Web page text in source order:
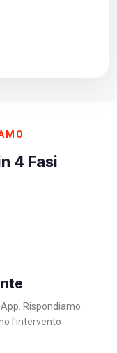
4 Fasi
Rispondiamo
l'intervento